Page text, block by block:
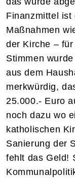
Finanzmittel ist
Maßnahmen
der Kirche –
Stimmen
aus dem
merkwürdig,
25.000.- Euro
noch dazu wo
katholischen
Sanierung der
fehlt das Geld!